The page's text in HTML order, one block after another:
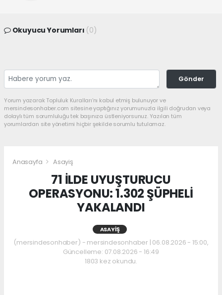
Okuyucu Yorumları (0)
Gönder
Yorum yazarak Topluluk Kuralları’nı kabul etmiş bulunuyor ve
mersindesonhaber.com sitesine yaptığınız yorumunuzla ilgili doğrudan veya
dolaylı tüm sorumluluğu tek başınıza üstleniyorsunuz. Yazılan tüm
yorumlardan site yönetimi hiçbir şekilde sorumlu tutulamaz.
Anasayfa Asayiş
71 İLDE UYUŞTURUCU
OPERASYONU: 1.302 ŞÜPHELİ
YAKALANDI
ASAYIŞ
(mersindesonhaber) - mersindesonhaber | 06.08.2026 - 15:00,
Güncelleme: 07.08.2026 - 16:49
1803 kez okundu.